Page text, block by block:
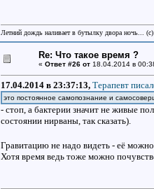
Летний дождь наливает в бутылку двора ночь...
Re: Что такое время ?
« Ответ #26 от18.04.2014 в
17.04.2014 в 23:37:13, Терапевт
это постоянное самопознание и
- стоп, а бактерии значит не живые
состоянии нирваны, так сказать).
Гравитацию не надо видеть - её
Хотя время ведь тоже можно